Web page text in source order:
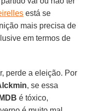
está se
mais precisa de
em termos de
perde a eleição. Por
, se essa
MDB é tóxico,